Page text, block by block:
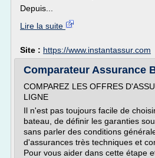
Depuis...
Lire la suite
Site : https://www.instantassur.com
Comparateur Assurance
COMPAREZ LES OFFRES
LIGNE
Il n'est pas toujours facile de
bateau, de définir les garanties
sans parler des conditions
d'assurances très techniques et
Pour vous aider dans cette étape